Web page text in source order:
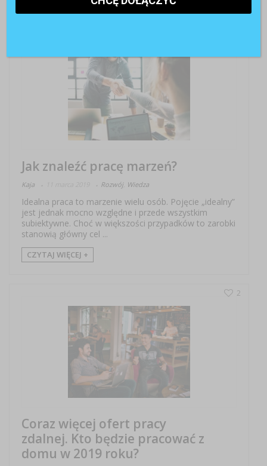
Jak znaleźć pracę marzeń?
Kaja Rozwój, Wiedza
Idealna praca to marzenie wielu osób. Pojęcie „idealny”
jest jednak mocno względne i przede wszystkim
subiektywne. Choć w większości przypadków to zarobki
stanowią główny cel ...
CZYTAJ WIĘCEJ +
Coraz więcej ofert pracy
zdalnej. Kto będzie pracować z
domu w 2019 roku?
2